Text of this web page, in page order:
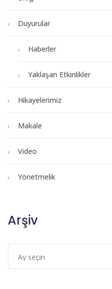
Duyurular
Haberler
Yaklaşan Etkinlikler
Hikayelerimiz
Makale
Video
Yönetmelik
Arşiv